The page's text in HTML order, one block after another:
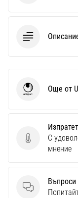
Изпратете
С
мнение
Въпроси
Въпроси
UhlsportОще от